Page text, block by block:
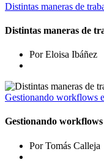
Distintas maneras de
Distintas maneras de
Por Eloisa Ibáñez
Gestionando workflows
Gestionando workflows
Por Tomás Calleja